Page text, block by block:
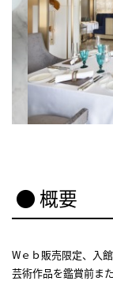
概要
Wｅｂ販売限定、入
芸術作品を鑑賞前ま